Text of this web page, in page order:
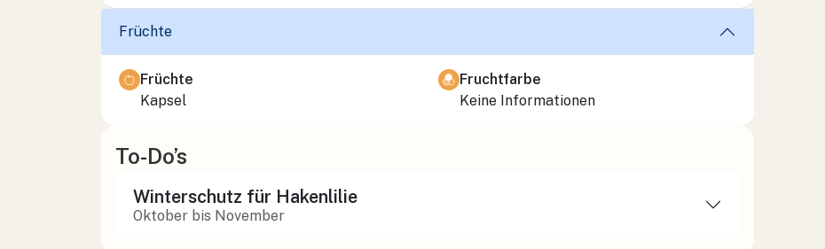
Früchte
Früchte
Kapsel
Fruchtfarbe
Keine Informationen
To-Do’s
Winterschutz für Hakenlilie
Oktober bis November